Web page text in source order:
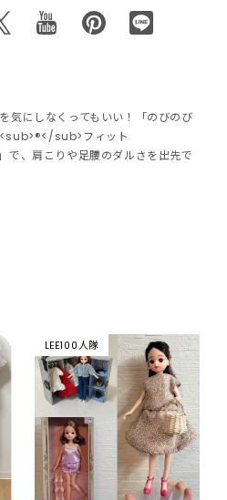
気にしなくってもいい！「のびのび
sub>フィット
、肩こりや足腰のダルさを出先で
LEE100人隊